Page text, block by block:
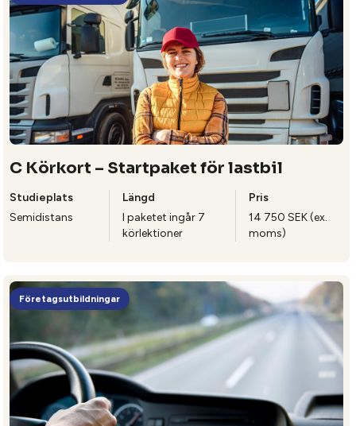
C Körkort – Startpaket för lastbil
Studieplats
Semidistans
Längd
I paketet ingår 7
körlektioner
Pris
14 750 SEK (ex.
moms)
Företagsutbildningar